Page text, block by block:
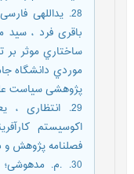
28. یداللهی
ﺳﺎﺧﺘﺎري ﻣﻮﺛﺮ ﺑﺮ
ﻣﻮردي داﻧﺸﮕﺎه
پژوهشی سیاست علم
اکوسیستم
فصلنامه پژوهش و